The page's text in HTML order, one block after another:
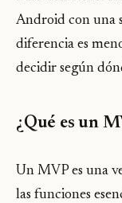
Android con una
diferencia es
decidir según
¿Qué es un
Un MVP es una
las funciones